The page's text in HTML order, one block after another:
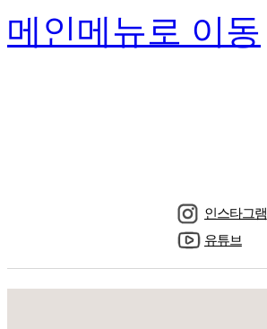
메인메뉴로 이동
인스타그램
유튜브